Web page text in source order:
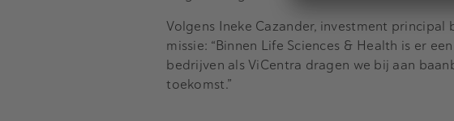
Volgens Ineke Cazander, investment
missie: “Binnen Life Sciences & Health is er
bedrijven als ViCentra dragen we bij aan
toekomst.”